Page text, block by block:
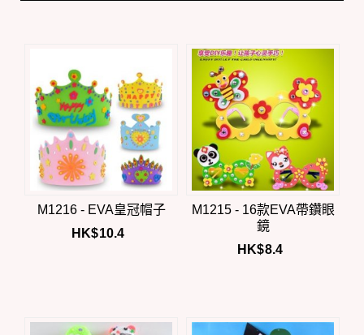
M1216 - EVA皇冠帽子
HK$10.4
M1215 - 16款EVA帶鑽眼
鏡
HK$8.4